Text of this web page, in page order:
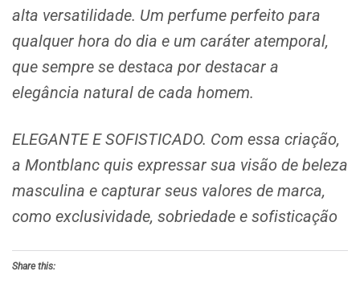
alta versatilidade. Um perfume perfeito para
qualquer hora do dia e um caráter atemporal,
que sempre se destaca por destacar a
elegância natural de cada homem.
ELEGANTE E SOFISTICADO. Com essa criação,
a Montblanc quis expressar sua visão de beleza
masculina e capturar seus valores de marca,
como exclusividade, sobriedade e sofisticação
Share this: